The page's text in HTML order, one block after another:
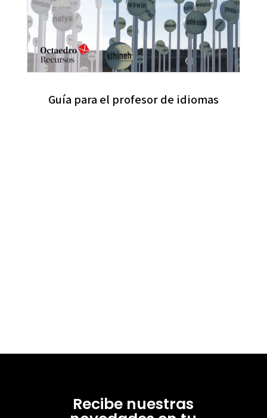
Guía para el profesor de idiomas
Recibe nuestras